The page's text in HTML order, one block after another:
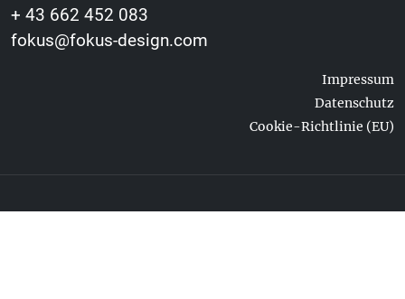
+ 43 662 452 083
fokus@fokus-design.com
Impressum
Datenschutz
Cookie-Richtlinie (EU)